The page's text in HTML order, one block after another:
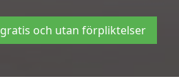
och utan förpliktelser